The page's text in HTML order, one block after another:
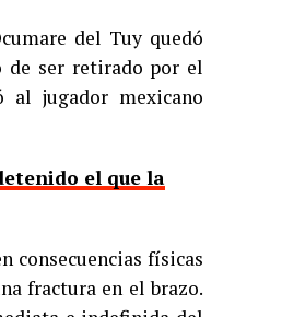
del Tuy quedó
de ser retirado por el
al jugador mexicano
el que la
consecuencias físicas
fractura en el brazo.